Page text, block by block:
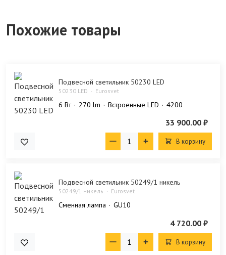
Похожие товары
Подвесной светильник 50230 LED
50230 LED Eurosvet
6 Bт 270 lm Встроенные LED 4200
33 900.00 ₽
В корзину
Подвесной светильник 50249/1 никель
50249/1 никель Eurosvet
Сменная лампа GU10
4 720.00 ₽
В корзину